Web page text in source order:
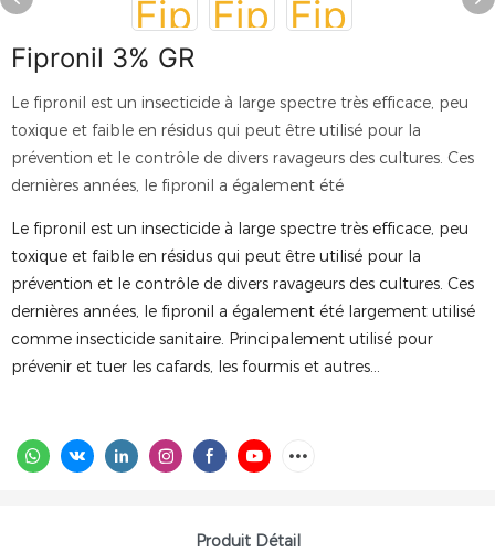
Fipronil 3% GR
Le fipronil est un insecticide à large spectre très efficace, peu
toxique et faible en résidus qui peut être utilisé pour la
prévention et le contrôle de divers ravageurs des cultures. Ces
dernières années, le fipronil a également été
Le fipronil est un insecticide à large spectre très efficace, peu
toxique et faible en résidus qui peut être utilisé pour la
prévention et le contrôle de divers ravageurs des cultures. Ces
dernières années, le fipronil a également été largement utilisé
comme insecticide sanitaire. Principalement utilisé pour
prévenir et tuer les cafards, les fourmis et autres...
Produit Détail